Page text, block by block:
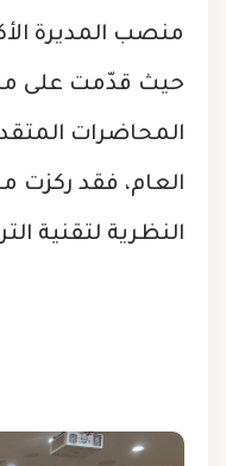
منصب المديرة
حيث قدّمت على مر
المحاضرات
العام، فقد
النظرية لتقنية